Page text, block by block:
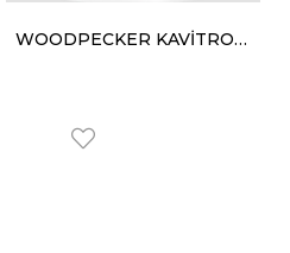
WOODPECKER KAVİTRON ANAHTARI